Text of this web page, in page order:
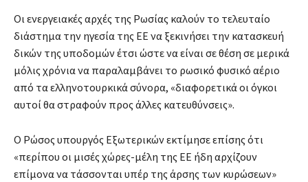
Οι ενεργειακές αρχές της Ρωσίας καλούν το τελευταίο
διάστημα την ηγεσία της ΕΕ να ξεκινήσει την κατασκευή
δικών της υποδομών έτσι ώστε να είναι σε θέση σε μερικά
μόλις χρόνια να παραλαμβάνει το ρωσικό φυσικό αέριο
από τα ελληνοτουρκικά σύνορα, «διαφορετικά οι όγκοι
αυτοί θα στραφούν προς άλλες κατευθύνσεις».
Ο Ρώσος υπουργός Εξωτερικών εκτίμησε επίσης ότι
«περίπου οι μισές χώρες-μέλη της ΕΕ ήδη αρχίζουν
επίμονα να τάσσονται υπέρ της άρσης των κυρώσεων»